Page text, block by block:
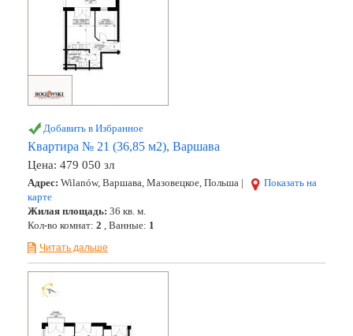
Добавить в Избранное
Квартира № 21 (36,85 м2), Варшава
Цена: 479 050 зл
Адрес: Wilanów, Варшава, Мазовецкое, Польша |
Показать на
карте
Жилая площадь: 36 кв. м.
Кол-во комнат: 2 , Ванные: 1
Читать дальше